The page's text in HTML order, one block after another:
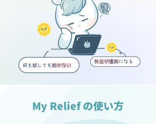
何を試しても 効かない
外出が億劫になる
My Relief の使い方